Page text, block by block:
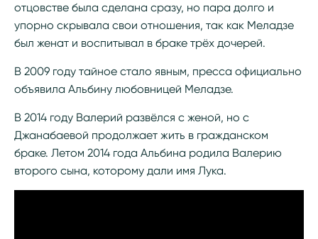
отцовстве была сделана сразу, но пара долго и
упорно скрывала свои отношения, так как Меладзе
был женат и воспитывал в браке трёх дочерей.
В 2009 году тайное стало явным, пресса официально
объявила Альбину любовницей Меладзе.
В 2014 году Валерий развёлся с женой, но с
Джанабаевой продолжает жить в гражданском
браке. Летом 2014 года Альбина родила Валерию
второго сына, которому дали имя Лука.